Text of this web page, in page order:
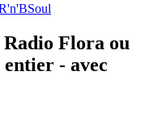
Soul
Flora ou
- avec